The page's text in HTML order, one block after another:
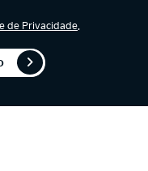
de Privacidade.